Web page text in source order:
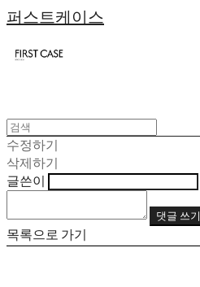
퍼스트케이스
수정하기
삭제하기
글쓴이
댓글 쓰기
목록으로 가기